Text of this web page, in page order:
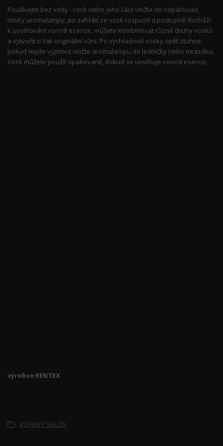
Používejte bez vody : vosk nebo jeho část vložte do odpařovací
misky aromalampy, po zahřátí se vosk rozpustí a postupně dochází
k uvolňování vonné esence, můžete kombinovat různé druhy vosků
a vytvořit si tak originální vůni. Po vychladnutí vosky opět ztuhne,
pokud nejde vyjmout vložte aromalampu do ledničky nebo mrazáku.
Vosk můžete použít opakovaně, dokud se uvolňuje vonná esence.
výrobce RENTEX
VOŇAVÝ SALÓN